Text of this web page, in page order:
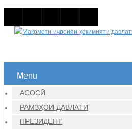
Menu
АСОСӢ
РАМЗҲОИ ДАВЛАТӢ
ПРЕЗИДЕНТ